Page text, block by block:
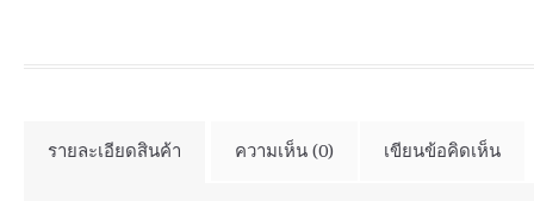
รายละเอียดสินค้า ความเห็น (0) เขียนข้อคิดเห็น